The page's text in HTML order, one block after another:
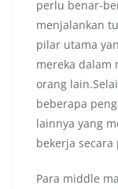
perlu benar-
menjalankan
pilar utama
mereka dalam
orang
beberapa
lainnya yang
bekerja
Para middle